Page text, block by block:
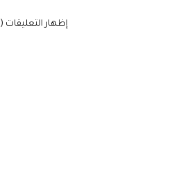
‫إظهار التعليقات (2)